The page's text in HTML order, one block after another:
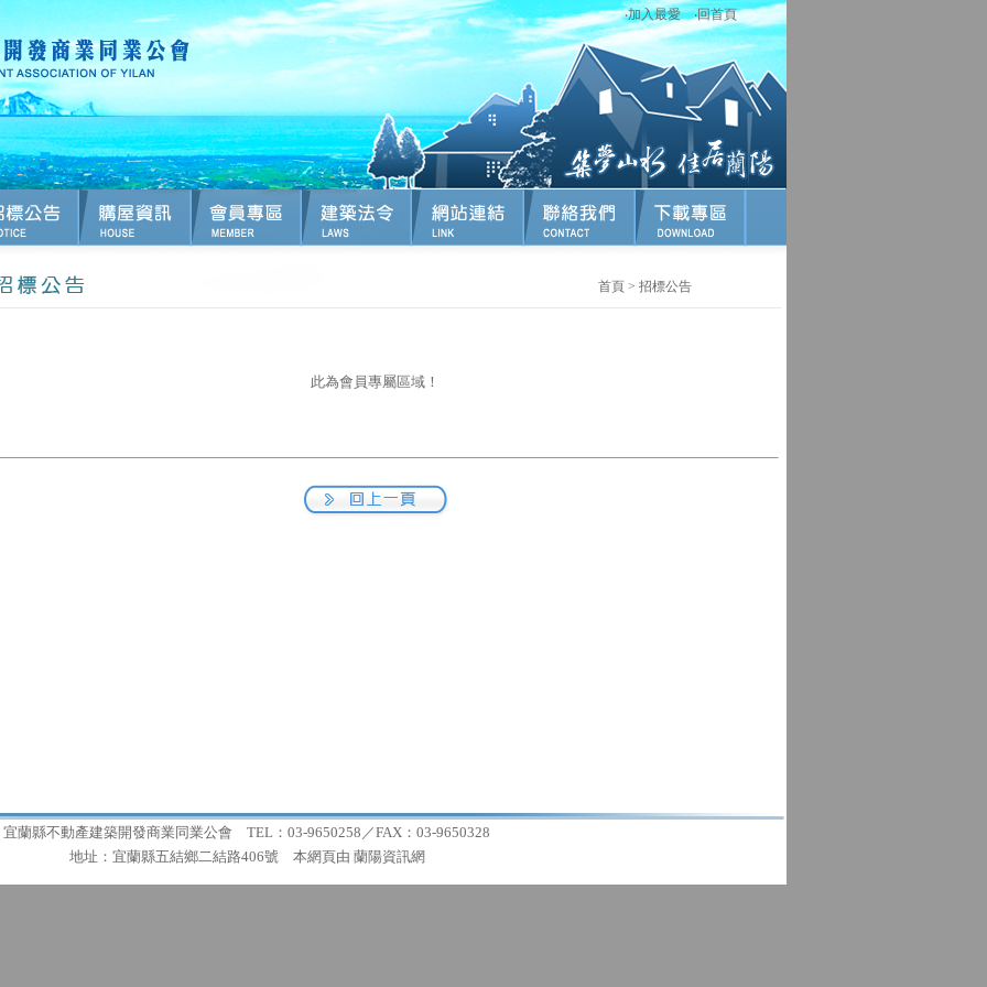
‧加入最愛‧回首頁
首頁> 招標公告
此為會員專屬區域！
宜蘭縣不動產建築開發商業同業公會 TEL：03-9650258／FAX：03-9650328
地址：宜蘭縣五結鄉二結路406號 本網頁由 蘭陽資訊網